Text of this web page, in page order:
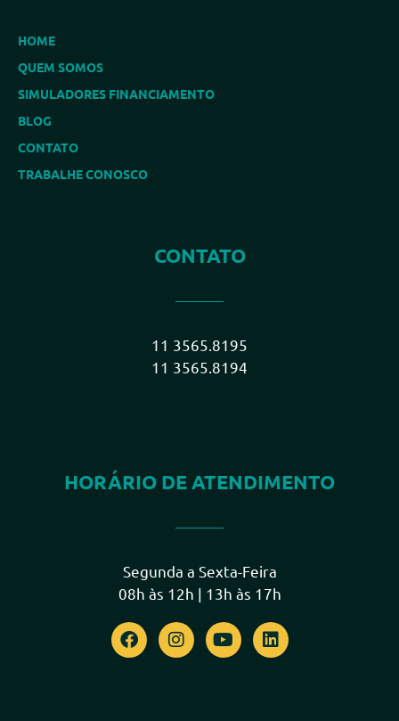
HOME
QUEM SOMOS
SIMULADORES FINANCIAMENTO
BLOG
CONTATO
TRABALHE CONOSCO
CONTATO
11 3565.8195
11 3565.8194
HORÁRIO DE ATENDIMENTO
Segunda a Sexta-Feira
08h às 12h | 13h às 17h